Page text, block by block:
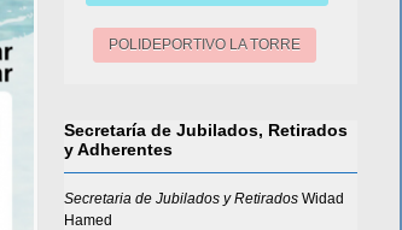
POLIDEPORTIVO LA TORRE
Secretaría de Jubilados, Retirados
y Adherentes
Secretaria de Jubilados y Retirados Widad
Hamed